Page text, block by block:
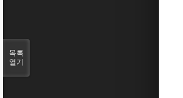
목록
열기